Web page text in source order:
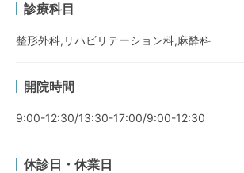
診療科目
整形外科,リハビリテーション科,麻酔科
開院時間
9:00-12:30/13:30-17:00/9:00-12:30
休診日・休業日